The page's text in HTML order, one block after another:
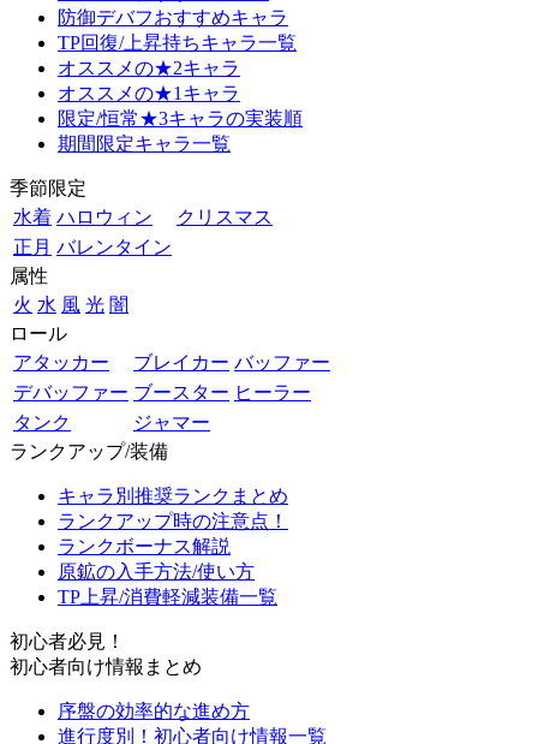
防御デバフおすすめキャラ
TP回復/上昇持ちキャラ一覧
オススメの★2キャラ
オススメの★1キャラ
限定/恒常★3キャラの実装順
期間限定キャラ一覧
季節限定
水着 ハロウィン
クリスマス
正月 バレンタイン
属性
火 水 風 光 闇
ロール
アタッカー
ブレイカー バッファー
デバッファー ブースター ヒーラー
タンク
ジャマー
ランクアップ/装備
キャラ別推奨ランクまとめ
ランクアップ時の注意点！
ランクボーナス解説
原鉱の入手方法/使い方
TP上昇/消費軽減装備一覧
初心者必見！
初心者向け情報まとめ
序盤の効率的な進め方
進行度別！初心者向け情報一覧